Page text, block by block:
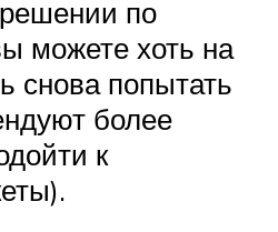
по
можете хоть на
снова попытать
более
к